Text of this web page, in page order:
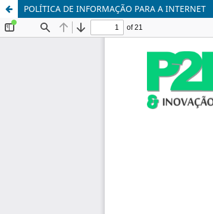
POLÍTICA DE INFORMAÇÃO PARA A INTERNET